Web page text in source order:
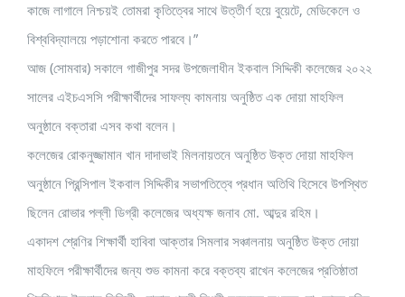
কাজে লাগালে নিশ্চয়ই তোমরা কৃতিত্বের সাথে উত্তীর্ণ হয়ে বুয়েটে, মেডিকেলে ও
বিশ্ববিদ্যালয়ে পড়াশোনা করতে পারবে।”
আজ (সোমবার) সকালে গাজীপুর সদর উপজেলাধীন ইকবাল সিদ্দিকী কলেজের ২০২২
সালের এইচএসসি পরীক্ষার্থীদের সাফল্য কামনায় অনুষ্ঠিত এক দোয়া মাহফিল
অনুষ্ঠানে বক্তারা এসব কথা বলেন।
কলেজের রোকনুজ্জামান খান দাদাভাই মিলনায়তনে অনুষ্ঠিত উক্ত দোয়া মাহফিল
অনুষ্ঠানে প্রিন্সিপাল ইকবাল সিদ্দিকীর সভাপতিত্বে প্রধান অতিথি হিসেবে উপস্থিত
ছিলেন রোভার পল্লী ডিগ্রী কলেজের অধ্যক্ষ জনাব মো. আব্দুর রহিম।
একাদশ শ্রেণির শিক্ষার্থী হাবিবা আক্তার সিমলার সঞ্চালনায় অনুষ্ঠিত উক্ত দোয়া
মাহফিলে পরীক্ষার্থীদের জন্য শুভ কামনা করে বক্তব্য রাখেন কলেজের প্রতিষ্ঠাতা